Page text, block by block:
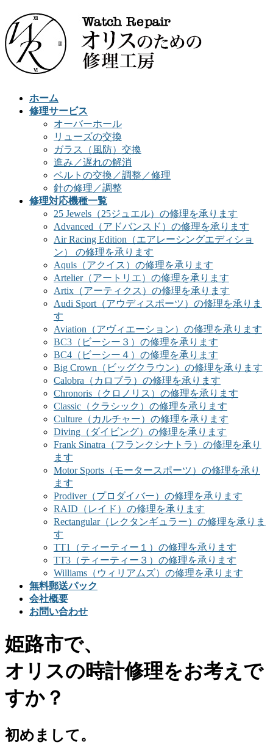
ホーム
修理サービス
オーバーホール
リューズの交換
ガラス（風防）交換
進み／遅れの解消
ベルトの交換／調整／修理
針の修理／調整
修理対応機種一覧
25 Jewels（25ジュエル）の修理を承ります
Advanced（アドバンスド）の修理を承ります
Air Racing Edition（エアレーシングエディショ
ン） の修理を承ります
Aquis（アクイス）の修理を承ります
Artelier（アートリエ）の修理を承ります
Artix（アーティクス）の修理を承ります
Audi Sport（アウディスポーツ）の修理を承りま
す
Aviation（アヴィエーション）の修理を承ります
BC3（ビーシー３）の修理を承ります
BC4（ビーシー４）の修理を承ります
Big Crown（ビッグクラウン）の修理を承ります
Calobra（カロブラ）の修理を承ります
Chronoris（クロノリス）の修理を承ります
Classic（クラシック）の修理を承ります
Culture（カルチャー）の修理を承ります
Diving（ダイビング）の修理を承ります
Frank Sinatra（フランクシナトラ）の修理を承り
ます
Motor Sports（モータースポーツ）の修理を承り
ます
Prodiver（プロダイバー）の修理を承ります
RAID（レイド）の修理を承ります
Rectangular（レクタンギュラー）の修理を承りま
す
TT1（ティーティー１）の修理を承ります
TT3（ティーティー３）の修理を承ります
Williams（ウィリアムズ）の修理を承ります
無料郵送パック
会社概要
お問い合わせ
姫路市で、
オリスの時計修理をお考えで
すか？
初めまして。